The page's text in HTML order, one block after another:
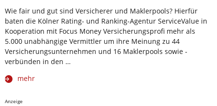
Wie fair und gut sind Versicherer und Maklerpools? Hierfür
baten die Kölner Rating- und Ranking-Agentur ServiceValue in
Kooperation mit Focus Money Versicherungsprofi mehr als
5.000 unabhängige Vermittler um ihre Meinung zu 44
Versicherungsunternehmen und 16 Maklerpools sowie -
verbünden in den …
mehr
Anzeige